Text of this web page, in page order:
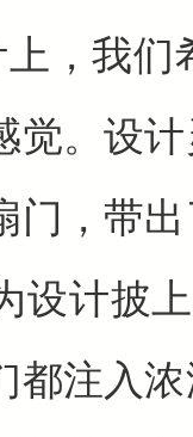
，我们
觉。设
门，带
设计披
都注入